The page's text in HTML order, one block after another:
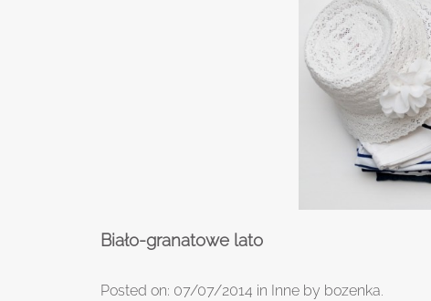
Biało-granatowe lato
Posted on: 07/07/2014 in Inneby bozenka.